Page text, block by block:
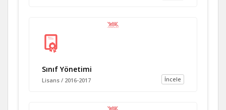
Sınıf Yönetimi
İncele
Lisans / 2016-2017